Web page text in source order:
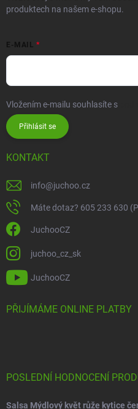
produktech na našem e-shopu.
E-MAIL
Vložením e-mailu souhlasíte s
Přihlásit se
KONTAKT
info@juchoo.cz
Máte dotaz? 605 233 630
JuchooCZ
juchoo_cz_sk
JuchooCZ
PŘIJÍMÁME ONLINE PLATBY
POSLEDNÍ HODNOCENÍ
Salsa Mýdlový květ růže kytice